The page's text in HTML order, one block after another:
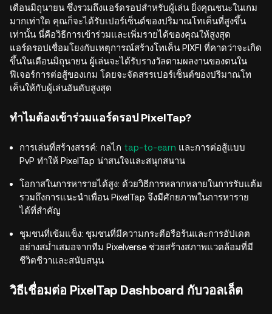
เดือนมิถุนายน ซึ่งรวมถึงแอร์ดรอปสำหรับผู้เล่น ยิ่งคุณชนะในเกม
มากเท่าใด คุณก็จะได้รับเปอร์เซ็นต์ของปริมาณโทเค็นที่สูงขึ้น
เท่านั้น นี่คือวิธีการเข้าร่วมและเพิ่มรายได้ของคุณให้สูงสุด
แอร์ดรอปเชื่อมโยงกับเหตุการณ์สร้างโทเค็น PIXFI ที่คาดว่าจะเกิด
ขึ้นในเดือนมิถุนายน ผู้เล่นจะได้รับรางวัลตามผลงานของตนใน
ฟีเจอร์การต่อสู้ของเกม โดยจะจัดสรรเปอร์เซ็นต์ของปริมาณโท
เค็นให้กับผู้เล่นอันดับสูงสุด
ทำไมต้องเข้าร่วมแอร์ดรอป PixelTap?
การเล่นที่สร้างสรรค์: กลไก tap-to-earn และการต่อสู้แบบ
PvP ทำให้ PixelTap น่าสนใจและสนุกสนาน
โอกาสในการหารายได้สูง: ด้วยวิธีการหลากหลายในการรับแต้ม
รวมถึงการแนะนำเพื่อน PixelTap จึงมีศักยภาพในการหาราย
ได้ที่สำคัญ
ชุมชนที่เข้มแข็ง: ชุมชนที่มีความกระตือรือร้นและการอัปเดต
อย่างสม่ำเสมอจากทีม Pixelverse ช่วยสร้างสภาพแวดล้อมที่มี
ชีวิตชีวาและสนับสนุน
วิธีเชื่อมต่อ PixelTap Dashboard กับวอลเล็ต